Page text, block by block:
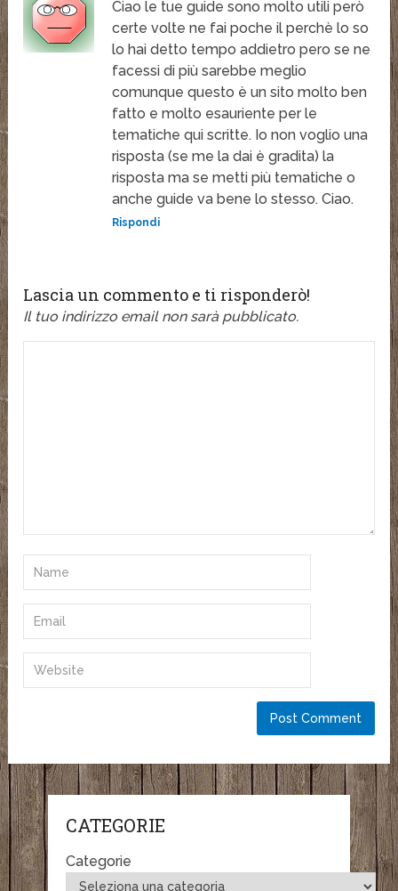
Ciao le tue guide sono molto utili però
certe volte ne fai poche il perchè lo so
lo hai detto tempo addietro pero se ne
facessi di più sarebbe meglio
comunque questo è un sito molto ben
fatto e molto esauriente per le
tematiche qui scritte. Io non voglio una
risposta (se me la dai è gradita) la
risposta ma se metti più tematiche o
anche guide va bene lo stesso. Ciao.
Rispondi
Lascia un commento e ti risponderò!
Il tuo indirizzo email non sarà pubblicato.
CATEGORIE
Categorie